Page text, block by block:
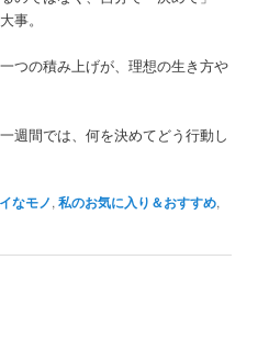
事。
つの積み上げが、理想の生き方や
週間では、何を決めてどう行動し
なモノ,私のお気に入り＆おすすめ,